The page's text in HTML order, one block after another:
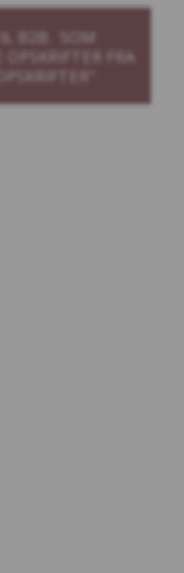
B2B. SOM
FRA